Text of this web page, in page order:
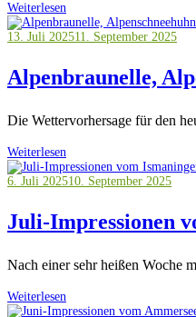
Weiterlesen
13. Juli 202511. September 2025
Alpenbraunelle,
Die Wettervorhersage für den
Weiterlesen
6. Juli 202510. September 2025
Juli-Impressionen
Nach einer sehr heißen Woche
Weiterlesen